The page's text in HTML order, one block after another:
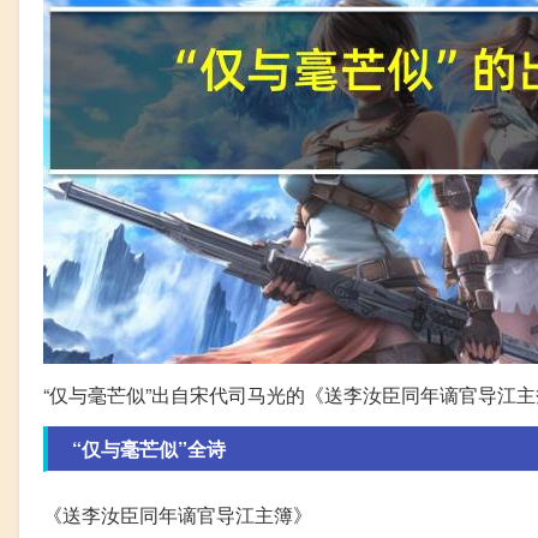
“仅与毫芒似”出自宋代司马光的《送李汝臣同年谪官导江
“仅与毫芒似”全诗
《送李汝臣同年谪官导江主簿》